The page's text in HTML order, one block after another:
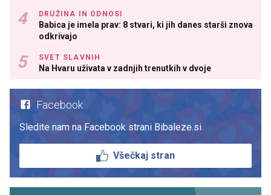
DRUŽINA IN ODNOSI
Babica je imela prav: 8 stvari, ki jih danes starši znova
odkrivajo
SVET SLAVNIH
Na Hvaru uživata v zadnjih trenutkih v dvoje
Facebook
Sledite nam na Facebook strani Bibaleze.si
Všečkaj stran